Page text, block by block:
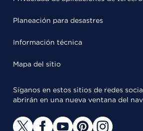
Planeación para desastres
Información técnica
Mapa del sitio
Síganos en estos sitios de redes
abrirán en una nueva ventana del